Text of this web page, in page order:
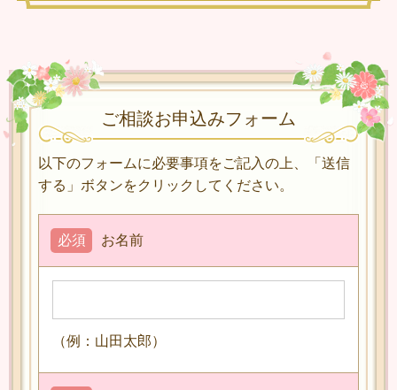
ご相談お申込みフォーム
以下のフォームに必要事項をご記入の上、「送信
する」ボタンをクリックしてください。
お名前
必須
（例：山田太郎）